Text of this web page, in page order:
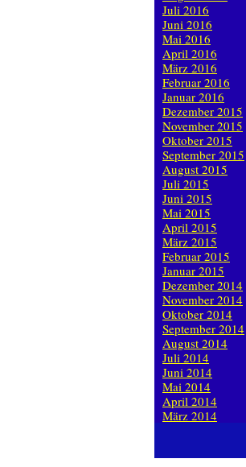
Juli 2016
Juni 2016
Mai 2016
April 2016
März 2016
Februar 2016
Januar 2016
Dezember 2015
November 2015
Oktober 2015
September 2015
August 2015
Juli 2015
Juni 2015
Mai 2015
April 2015
März 2015
Februar 2015
Januar 2015
Dezember 2014
November 2014
Oktober 2014
September 2014
August 2014
Juli 2014
Juni 2014
Mai 2014
April 2014
März 2014